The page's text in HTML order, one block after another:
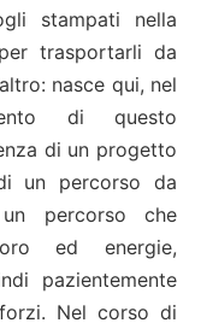
stampati nella
trasportarli da
nasce qui, nel
di questo
di un progetto
un percorso da
percorso che
ed energie,
pazientemente
Nel corso di